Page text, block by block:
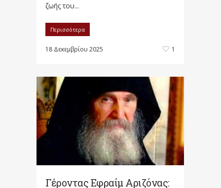
ζωής του...
Περισσότερα
18 Δεκεμβρίου 2025 1
Γέροντας Εφραίμ Αριζόνας: